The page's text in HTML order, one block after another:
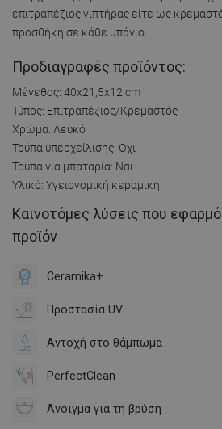
επιτραπέζιος νιπτήρας είτε ως
προσθήκη σε κάθε μπάνιο.
Προδιαγραφές προϊόντος:
Μέγεθος: 40x21,5x12 cm
Τύπος: Επιτραπέζιος/Κρεμαστός
Χρώμα: Λευκό
Τρύπα υπερχείλισης: Όχι
Τρύπα για μπαταρία: Ναι
Υλικό: Υγειονομική κεραμική
Καινοτόμες λύσεις που
προϊόν
Ceramika+
Προστασία UV
Αντοχή στο θάμπωμα
PerfectClean
Άνοιγμα για τη βρύση